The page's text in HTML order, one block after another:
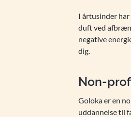
I årtusinder
duft ved
negative
dig.
Non-
Goloka er en
uddannelse til